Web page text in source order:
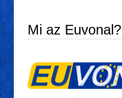
Mi az Euvonal?